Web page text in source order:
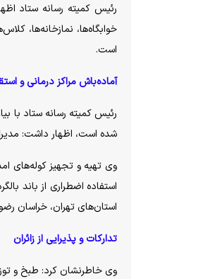
است.
آماده‌باش مراکز درمانی و
شده است، اظهار داشت: مدیران اجرایی
استفاده اضطراری از باند
استان‌های تهران، خراسان
تدارکات و پذیرایی از زائران
وی خاطرنشان کرد: طبخ و